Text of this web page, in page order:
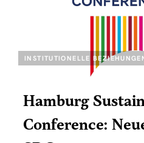
INSTITUTIONELLE
Hamburg
Conference: